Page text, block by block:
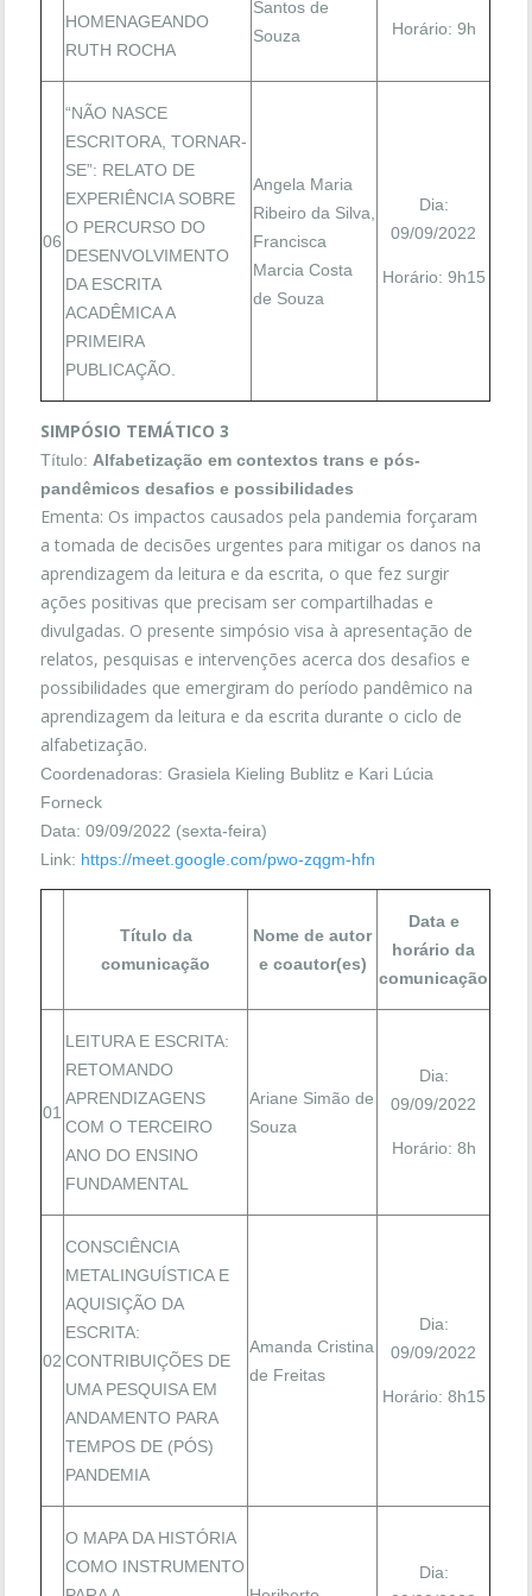
HOMENAGEANDO
RUTH ROCHA
Santos de
Souza
Horário: 9h
06
“NÃO NASCE
ESCRITORA, TORNAR-
SE”: RELATO DE
EXPERIÊNCIA SOBRE
O PERCURSO DO
DESENVOLVIMENTO
DA ESCRITA
ACADÊMICA A
PRIMEIRA
PUBLICAÇÃO.
Angela Maria
Ribeiro da Silva,
Francisca
Marcia Costa
de Souza
Dia:
09/09/2022
Horário: 9h15
SIMPÓSIO TEMÁTICO 3
Título: Alfabetização em contextos trans e pós-
pandêmicos desafios e possibilidades
Ementa: Os impactos causados pela pandemia forçaram
a tomada de decisões urgentes para mitigar os danos na
aprendizagem da leitura e da escrita, o que fez surgir
ações positivas que precisam ser compartilhadas e
divulgadas. O presente simpósio visa à apresentação de
relatos, pesquisas e intervenções acerca dos desafios e
possibilidades que emergiram do período pandêmico na
aprendizagem da leitura e da escrita durante o ciclo de
alfabetização.
Coordenadoras: Grasiela Kieling Bublitz e Kari Lúcia
Forneck
Data: 09/09/2022 (sexta-feira)
Link: https://meet.google.com/pwo-zqgm-hfn
Título da
comunicação
Nome de autor
e coautor(es)
Data e
horário da
comunicação
01
LEITURA E ESCRITA:
RETOMANDO
APRENDIZAGENS
COM O TERCEIRO
ANO DO ENSINO
FUNDAMENTAL
Ariane Simão de
Souza
Dia:
09/09/2022
Horário: 8h
02
CONSCIÊNCIA
METALINGUÍSTICA E
AQUISIÇÃO DA
ESCRITA:
CONTRIBUIÇÕES DE
UMA PESQUISA EM
ANDAMENTO PARA
TEMPOS DE (PÓS)
PANDEMIA
Amanda Cristina
de Freitas
Dia:
09/09/2022
Horário: 8h15
O MAPA DA HISTÓRIA
COMO INSTRUMENTO
Dia: